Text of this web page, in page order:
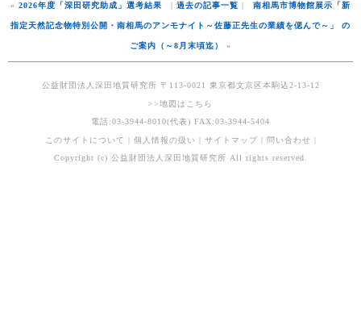
« 2026年度「深田研究助成」選考結果 | 過去の記事一覧 | 南相馬市博物館展示「新
指定天然記念物特別公開・南相馬のアンモナイト～佐藤正先生の業績を偲んで～」 の
ご案内（～8月末頃迄） »
公益財団法人深田地質研究所 〒113-0021 東京都文京区本駒込2-13-12
>>地図はこちら
電話:03-3944-8010(代表) FAX:03-3944-5404
このサイトについて | 個人情報の扱い | サイトマップ | 問い合わせ |
Copyright (c) 公益財団法人深田地質研究所 All rights reserved.